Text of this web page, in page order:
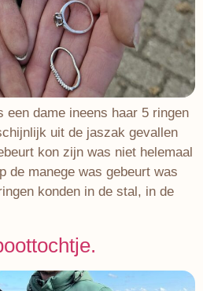
een dame ineens haar 5 ringen
uit de jaszak gevallen
kon zijn was niet helemaal
de manege was gebeurt was
konden in de stal, in de